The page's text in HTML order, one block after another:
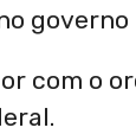
com o